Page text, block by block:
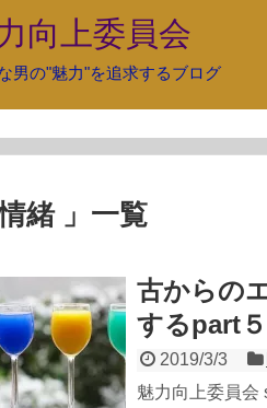
向上委員会
男の"魅力"を追求するブログ
情緒 」一覧
古からの
するpart
2019/3/3
魅力向上委員会